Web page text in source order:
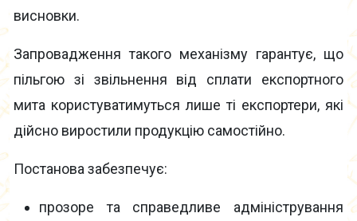
висновки.
Запровадження такого механізму гарантує, що
пільгою зі звільнення від сплати експортного
мита користуватимуться лише ті експортери, які
дійсно виростили продукцію самостійно.
Постанова забезпечує:
прозоре та справедливе адміністрування